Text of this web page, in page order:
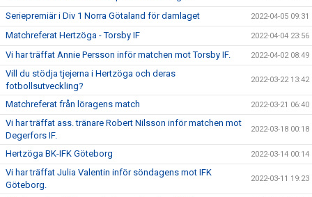
Seriepremiär i Div 1 Norra Götaland för damlaget 2022-04-05 09:31
Matchreferat Hertzöga - Torsby IF 2022-04-04 23:56
Vi har träffat Annie Persson inför matchen mot Torsby IF. 2022-04-02 08:49
Vill du stödja tjejerna i Hertzöga och deras
fotbollsutveckling?
2022-03-22 13:42
Matchreferat från löragens match 2022-03-21 06:40
Vi har träffat ass. tränare Robert Nilsson inför matchen mot
Degerfors IF.
2022-03-18 00:18
Hertzöga BK-IFK Göteborg 2022-03-14 00:14
Vi har träffat Julia Valentin inför söndagens mot IFK
Göteborg.
2022-03-11 19:23